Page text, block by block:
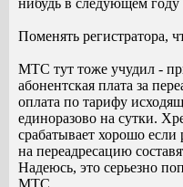
Поменять регистратора,
МТС тут тоже учудил -
абонентская плата за
оплата по тарифу
единоразово на сутки.
срабатывает хорошо
на переадресацию
Надеюсь, это серьезно
МТС.